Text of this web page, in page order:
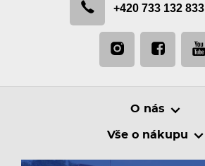
+420 733 132 833
O nás
Vše o nákupu